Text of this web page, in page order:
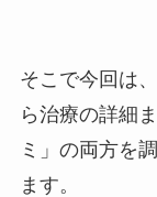
そこで今回は
ら治療の詳細
ミ」の両方を
ます。